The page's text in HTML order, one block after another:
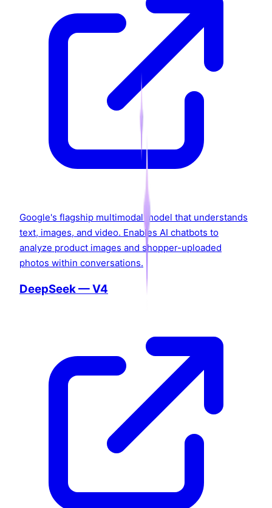
Google's flagship multimodal model that understands
text, images, and video. Enables AI chatbots to
analyze product images and shopper-uploaded
photos within conversations.
DeepSeek — V4